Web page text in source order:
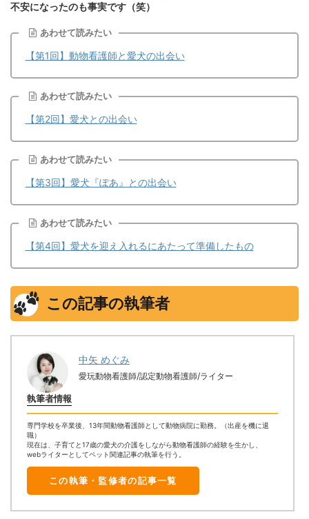
不安になったのも事実です（笑）
あわせて読みたい
【第1回】動物看護師と愛犬の出会い
あわせて読みたい
【第2回】愛犬との出会い
あわせて読みたい
【第3回】愛犬『ぽあ』との出会い
あわせて読みたい
【第4回】愛犬を迎え入れるにあたって準備したもの
この記事の執筆者
執筆者情報
中矢 めぐみ
愛玩動物看護師/認定動物看護師/ライター
専門学校を卒業後、13年間動物看護師として動物病院に勤務。（出産を機に退
職）
現在は、子育てと17歳の愛犬の介護をしながら動物看護師の経験を生かし、
webライターとしてペット関連記事の執筆を行う。
この執筆・監修者の記事一覧